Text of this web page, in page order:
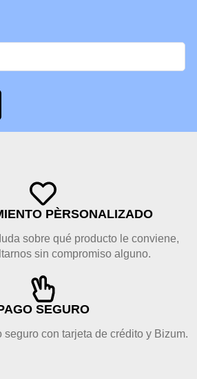
PÈRSONALIZADO
sobre qué producto le conviene,
sin compromiso alguno.
SEGURO
seguro con tarjeta de crédito y Bizum.